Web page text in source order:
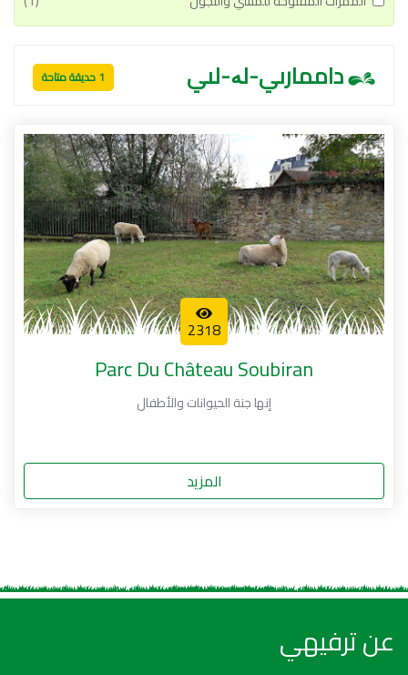
داممارىي-لە-لىي 1 حديقة متاحة
2318
Parc Du Château Soubiran
إنها جنة الحيوانات والأطفال
المزيد
عن ترفيهي